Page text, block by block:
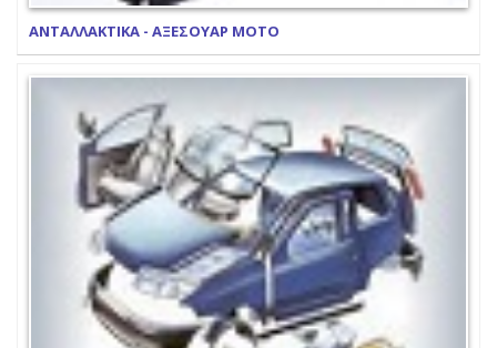
ΑΝΤΑΛΛΑΚΤΙΚΑ - ΑΞΕΣΟΥΑΡ ΜΟΤΟ